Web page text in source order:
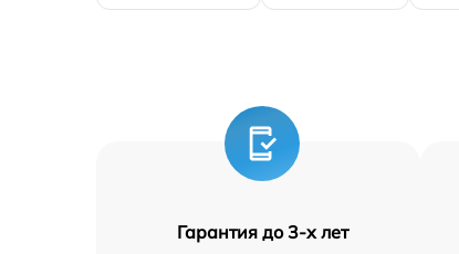
Гарантия до 3-х лет